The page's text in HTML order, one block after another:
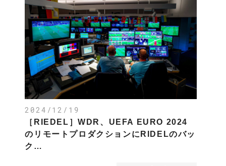
2024/12/19
［RIEDEL］WDR、UEFA EURO 2024
のリモートプロダクションにRIDELのバッ
ク…